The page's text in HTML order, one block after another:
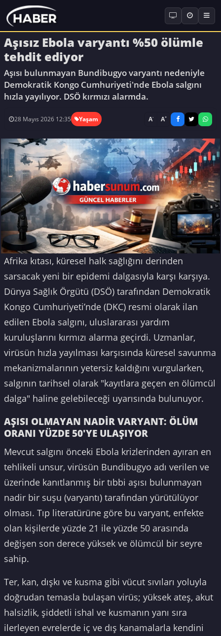
Aşısız Ebola varyantı %50 ölümle
tehdit ediyor
Aşısı bulunmayan Bundibugyo varyantı nedeniyle
Demokratik Kongo Cumhuriyeti'nde Ebola salgını
hızla yayılıyor. DSÖ kırmızı alarmda.
28 Mayıs 2026 12:35 Yaşam A- A+
Afrika kıtası, küresel halk sağlığını derinden
sarsacak yeni bir epidemi dalgasıyla karşı karşıya.
Dünya Sağlık Örgütü (DSÖ) tarafından Demokratik
Kongo Cumhuriyeti’nde (DKC) resmi olarak ilan
edilen Ebola salgını, uluslararası yardım
kuruluşlarını kırmızı alarma geçirdi. Uzmanlar,
virüsün hızla yayılması karşısında küresel savunma
mekanizmalarının yetersiz kaldığını vurgularken,
salgının tarihsel olarak "kayıtlara geçen en ölümcül
dalga" haline gelebileceği uyarısında bulunuyor.
AŞISI OLMAYAN NADİR VARYANT: ÖLÜM
ORANI YÜZDE 50'YE ULAŞIYOR
Mevcut salgını önceki Ebola krizlerinden ayıran en
tehlikeli unsur, virüsün Bundibugyo adı verilen ve
üzerinde kanıtlanmış bir tıbbi aşısı bulunmayan
nadir bir suşu (varyantı) tarafından yürütülüyor
olması. Tıp literatürüne göre bu varyant, enfekte
olan kişilerde yüzde 21 ile yüzde 50 arasında
değişen son derece yüksek ve ölümcül bir seyre
sahip.
Ter, kan, dışkı ve kusma gibi vücut sıvıları yoluyla
doğrudan temasla bulaşan virüs; yüksek ateş, akut
halsizlik, şiddetli ishal ve kusmanın yanı sıra
ilerleyen evrelerde iç ve dış kanamalarla kendini